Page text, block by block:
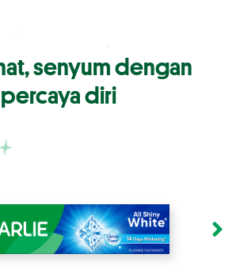
senyum dengan
percaya diri